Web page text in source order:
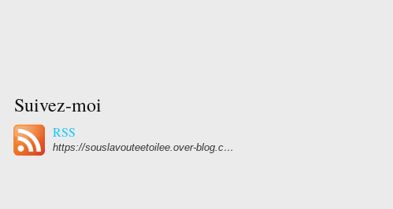
Suivez-moi
RSS
https://souslavouteetoilee.over-blog.com/rss